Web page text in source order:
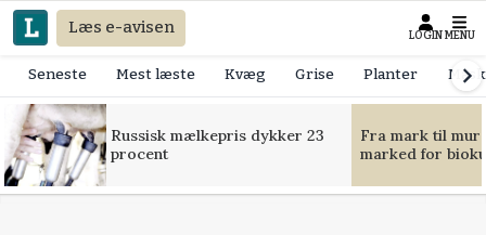
Læs e-avisen LOGIN MENU
Seneste Mest læste Kvæg Grise Planter
Russisk mælkepris dykker 23
procent
Fra mark til
marked for